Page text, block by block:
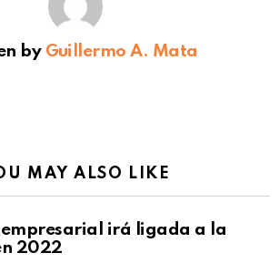
by Guillermo A. Mata
MAY ALSO LIKE
empresarial irá ligada a la
2022